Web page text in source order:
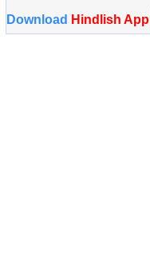
Download Hindlish App